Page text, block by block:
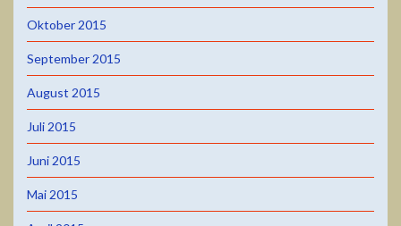
Oktober 2015
September 2015
August 2015
Juli 2015
Juni 2015
Mai 2015